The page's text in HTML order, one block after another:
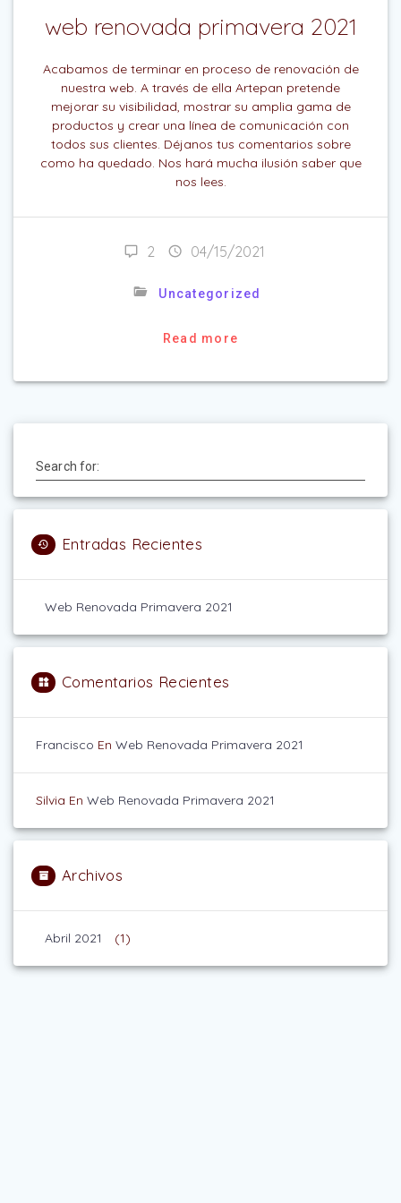
web renovada primavera 2021
Acabamos de terminar en proceso de renovación de
nuestra web. A través de ella Artepan pretende
mejorar su visibilidad, mostrar su amplia gama de
productos y crear una línea de comunicación con
todos sus clientes. Déjanos tus comentarios sobre
como ha quedado. Nos hará mucha ilusión saber que
nos lees.
2 04/15/2021
Uncategorized
Read more
Search for:
Entradas Recientes
Web Renovada Primavera 2021
Comentarios Recientes
Francisco En Web Renovada Primavera 2021
Silvia En Web Renovada Primavera 2021
Archivos
Abril 2021 (1)